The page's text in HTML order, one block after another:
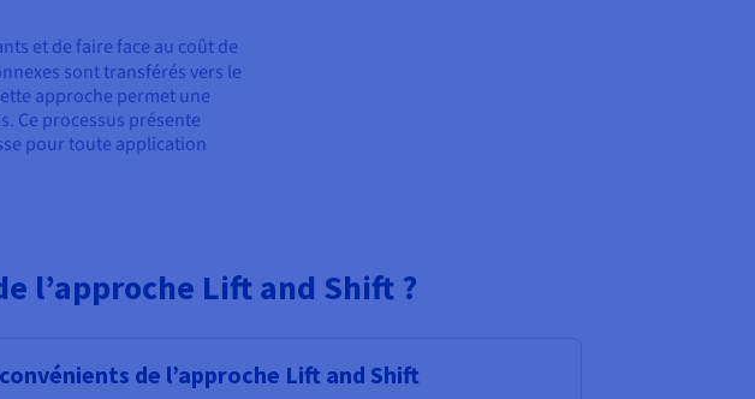
et de faire face au coût de
sont transférés vers le
approche permet une
Ce processus présente
pour toute application
l’approche Lift and Shift ?
de l’approche Lift and Shift